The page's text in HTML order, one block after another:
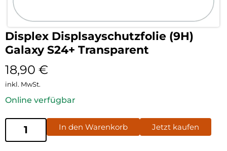
Displex Displsayschutzfolie (9H)
Galaxy S24+ Transparent
18,90 €
inkl. MwSt.
Online verfügbar
In den Warenkorb Jetzt kaufen